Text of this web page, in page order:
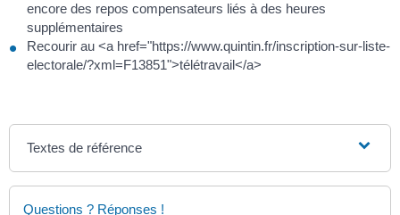
encore des repos compensateurs liés à des heures
supplémentaires
Recourir au <a href="https://www.quintin.fr/inscription-sur-liste-
electorale/?xml=F13851">télétravail</a>
Textes de référence
Questions ? Réponses !